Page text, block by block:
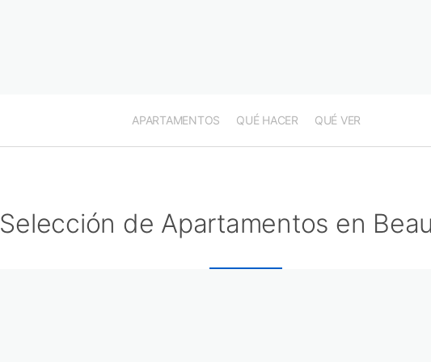
APARTAMENTOS QUÉ HACER QUÉ VER
Selección de Apartamentos en